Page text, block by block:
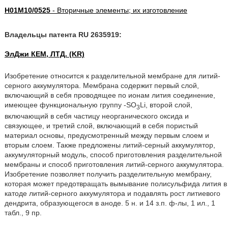
H01M10/0525- Вторичные элементы; их изготовление
Владельцы патента RU 2635919:
ЭлДжи КЕМ, ЛТД. (KR)
Изобретение относится к разделительной мембране для литий-
серного аккумулятора. Мембрана содержит первый слой,
включающий в себя проводящее по ионам лития соединение,
имеющее функциональную группу -SО3Li, второй слой,
включающий в себя частицу неорганического оксида и
связующее, и третий слой, включающий в себя пористый
материал основы, предусмотренный между первым слоем и
вторым слоем. Также предложены литий-серный аккумулятор,
аккумуляторный модуль, способ приготовления разделительной
мембраны и способ приготовления литий-серного аккумулятора.
Изобретение позволяет получить разделительную мембрану,
которая может предотвращать вымывание полисульфида лития в
катоде литий-серного аккумулятора и подавлять рост литиевого
дендрита, образующегося в аноде. 5 н. и 14 з.п. ф-лы, 1 ил., 1
табл., 9 пр.